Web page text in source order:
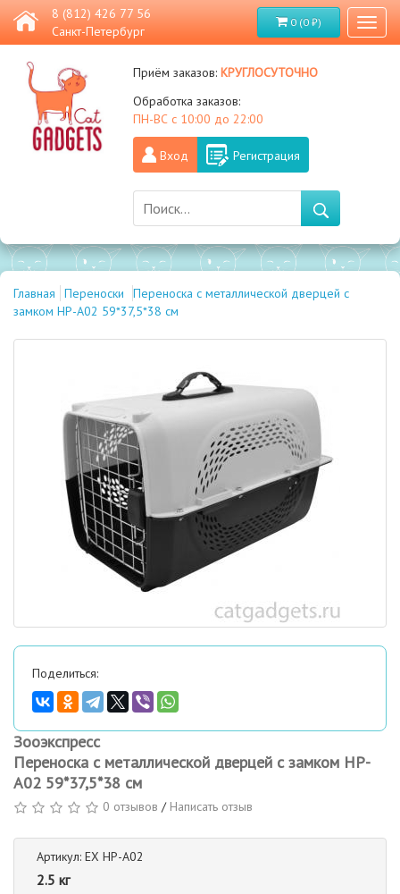
8 (812) 426 77 56
Санкт-Петербург
0 (0 ₽)
Приём заказов:круглосуточно
Обработка заказов:
ПН-ВС с 10:00 до 22:00
Вход Регистрация
Главная Переноски
Переноска с металлической дверцей с
замком НР-А02 59*37,5*38 см
Поделиться:
Зооэкспресс
Переноска с металлической дверцей с замком НР-
А02 59*37,5*38 см
0 отзывов / Написать отзыв
Артикул: EX НР-А02
2.5 кг